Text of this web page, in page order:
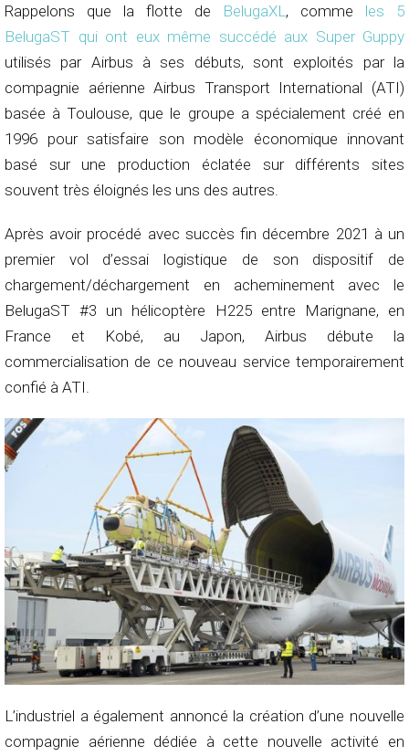
Rappelons que la flotte de BelugaXL, comme les 5
BelugaST qui ont eux même succédé aux Super Guppy
utilisés par Airbus à ses débuts, sont exploités par la
compagnie aérienne Airbus Transport International (ATI)
basée à Toulouse, que le groupe a spécialement créé en
1996 pour satisfaire son modèle économique innovant
basé sur une production éclatée sur différents sites
souvent très éloignés les uns des autres.
Après avoir procédé avec succès fin décembre 2021 à un
premier vol d’essai logistique de son dispositif de
chargement/déchargement en acheminement avec le
BelugaST #3 un hélicoptère H225 entre Marignane, en
France et Kobé, au Japon, Airbus débute la
commercialisation de ce nouveau service temporairement
confié à ATI.
L’industriel a également annoncé la création d’une nouvelle
compagnie aérienne dédiée à cette nouvelle activité en